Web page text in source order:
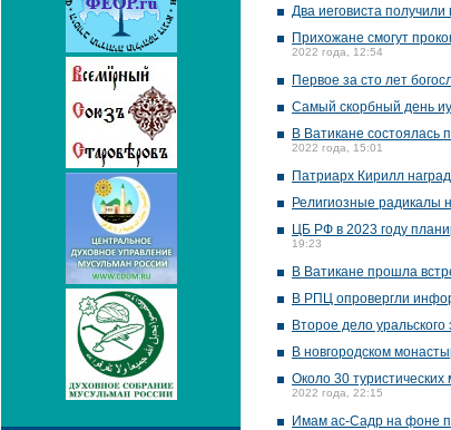
Два иеговиста
Прихожане смогут
2022 года, 12:54
Первое за сто лет
Самый скорбный день
В Ватикане состоялась
2022 года, 15:01
Патриарх Кирилл
Религиозные радикалы
ЦБ РФ в 2023 году
19:23
В Ватикане прошла
В РПЦ опровергли
Второе дело
В новгородском
Около 30
2022 года, 22:15
Имам ас-Садр на фоне